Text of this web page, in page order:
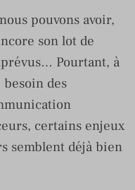
pouvons avoir,
son lot de
Pourtant, à
des
certains enjeux
semblent déjà bien